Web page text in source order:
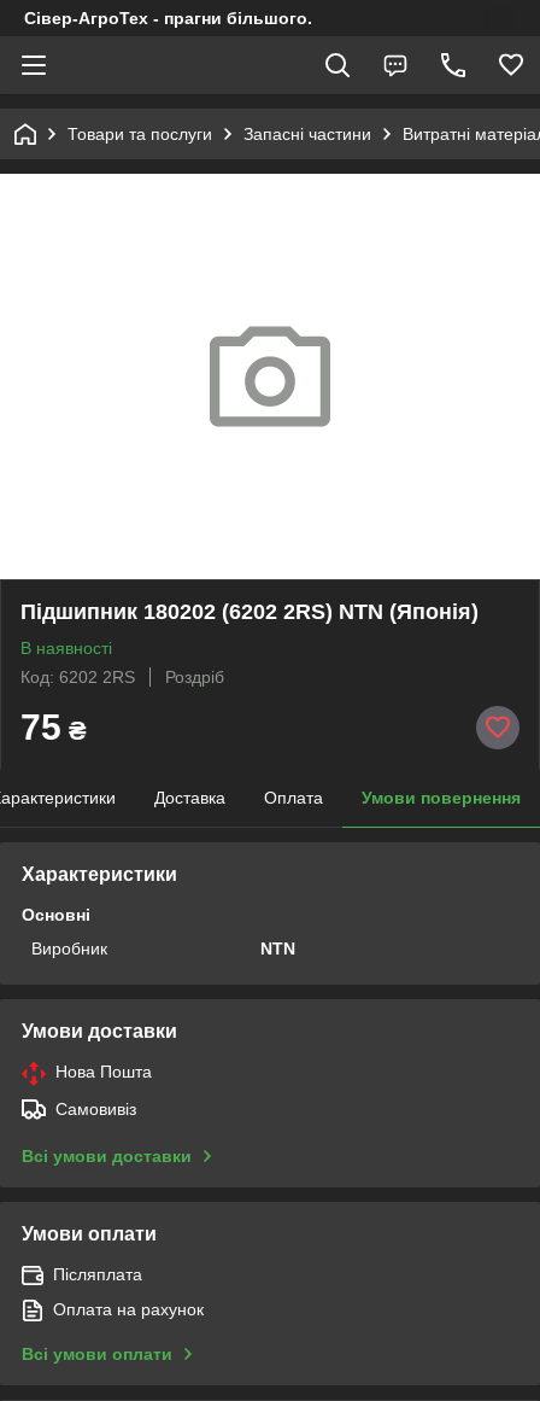
Сівер-АгроТех - прагни більшого.
Товари та послуги Запасні частини Витратні
Підшипник 180202 (6202 2RS) NTN (Японія)
В наявності
Код: 6202 2RS
Роздріб
75 ₴
Доставка Оплата Умови повернення
Характеристики
Основні
Виробник
NTN
Умови доставки
Нова Пошта
Самовивіз
Всі умови доставки
Умови оплати
Післяплата
Оплата на рахунок
Всі умови оплати